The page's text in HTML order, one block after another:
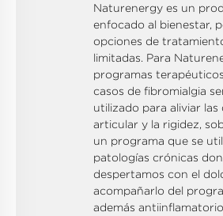
Naturenergy es un
enfocado al bienestar,
opciones de
limitadas. Para
programas
casos de fibromialgia
utilizado para aliviar las
articular y la rigidez,
un programa que se
patologías crónicas
despertamos con el
acompañarlo del
además